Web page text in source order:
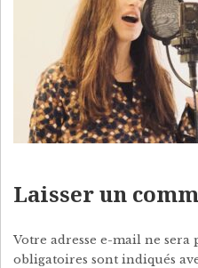
Laisser un
Votre adresse e-mail ne sera
obligatoires sont indiqués